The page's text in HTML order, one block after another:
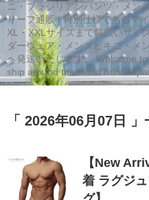
ニ・ブラジリアンパンツ・メン
リーフ通販 | 特別仕様であるマ
XL・XXLサイズまで幅広いサイ
ダーウェア・メンズビキニ・メ
へ発送いたします。 Welcome
ship around the world from
「 2026年06月07日 」
【New
着 ラグジ